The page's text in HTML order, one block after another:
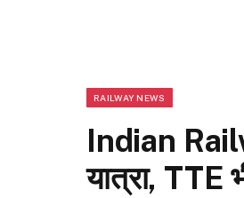
RAILWAY NEWS
Indian
यात्रा, TTE